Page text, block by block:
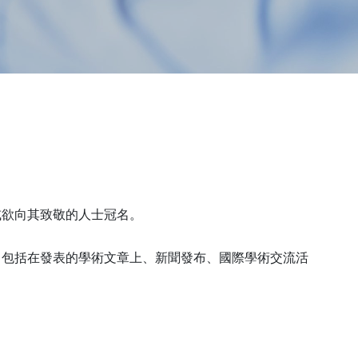
向其致敬的人士冠名。
括在發表的學術文章上、新聞發布、國際學術交流活